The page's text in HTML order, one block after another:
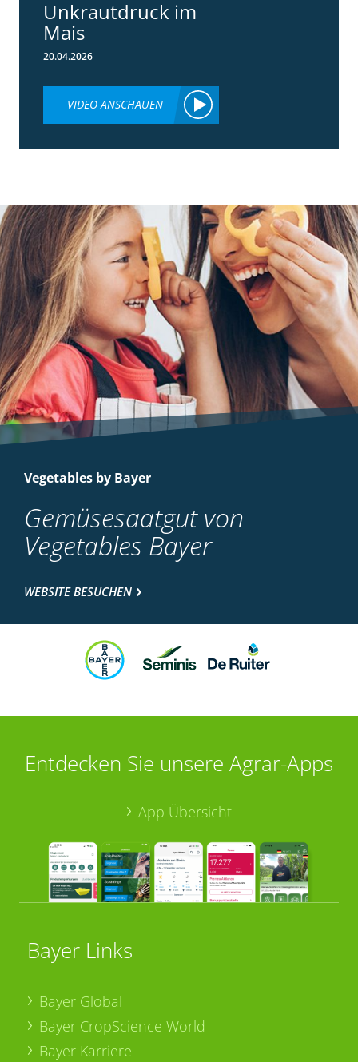
Unkrautdruck im
Mais
20.04.2026
VIDEO ANSCHAUEN
Vegetables by Bayer
Gemüsesaatgut von
Vegetables Bayer
WEBSITE BESUCHEN
Entdecken Sie unsere Agrar-Apps
App Übersicht
Bayer Links
Bayer Global
Bayer CropScience World
Bayer Karriere